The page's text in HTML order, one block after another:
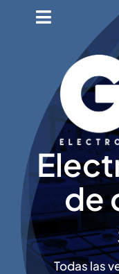
Toggle
Ventajas GO!
Promociones
Distribuidores
Opiniones
Contacto
de
Todas las